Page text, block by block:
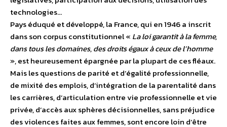
technologies…
Pays éduqué et développé, la France, qui en 1946 a inscrit
dans son corpus constitutionnel « La loi garantit à la femme,
dans tous les domaines, des droits égaux à ceux de l’homme
», est heureusement épargnée par la plupart de ces fléaux.
Mais les questions de parité et d’égalité professionnelle,
de mixité des emplois, d’intégration de la parentalité dans
les carrières, d’articulation entre vie professionnelle et vie
privée, d’accès aux sphères décisionnelles, sans préjudice
des violences faites aux femmes, sont encore loin d’être